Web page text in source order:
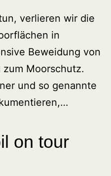
verlieren wir die
in
Beweidung von
Moorschutz.
und so genannte
on tour